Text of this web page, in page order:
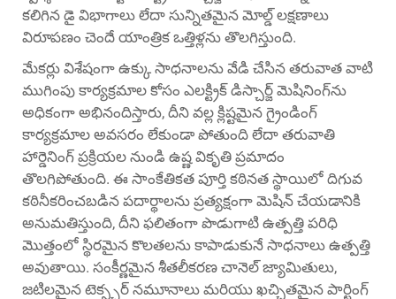
కలిగిన డై విభాగాలు లేదా సున్నితమైన మోల్డ్ లక్షణాలు
విరూపణం చెందే యాంత్రిక ఒత్తిళ్లను తొలగిస్తుంది.
మేకర్లు విశేషంగా ఉక్కు సాధనాలను వేడి చేసిన తరువాత వాటి
ముగింపు కార్యక్రమాల కోసం ఎలక్ట్రిక్ డిస్చార్జ్ మెషినింగ్‌ను
అధికంగా అభినందిస్తారు, దీని వల్ల క్లిష్టమైన గ్రైండింగ్
కార్యక్రమాల అవసరం లేకుండా పోతుంది లేదా తరువాతి
హార్డెనింగ్ ప్రక్రియల నుండి ఉష్ణ వికృతి ప్రమాదం
తొలగిపోతుంది. ఈ సాంకేతికత పూర్తి కఠినత స్థాయిలో దిగువ
కఠినీకరించబడిన పదార్థాలను ప్రత్యక్షంగా మెషిన్ చేయడానికి
అనుమతిస్తుంది, దీని ఫలితంగా పొడుగాటి ఉత్పత్తి పరిధి
మొత్తంలో స్థిరమైన కొలతలను కాపాడుకునే సాధనాలు ఉత్పత్తి
అవుతాయి. సంకీర్ణమైన శీతలీకరణ చానెల్ జ్యామితులు,
జటిలమైన టెక్స్చర్ నమూనాలు మరియు ఖచ్చితమైన పార్టింగ్